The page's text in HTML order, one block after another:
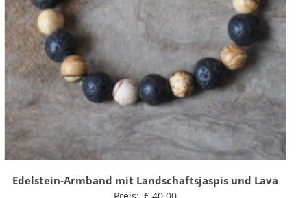
Edelstein-Armband mit Landschaftsjaspis und Lava